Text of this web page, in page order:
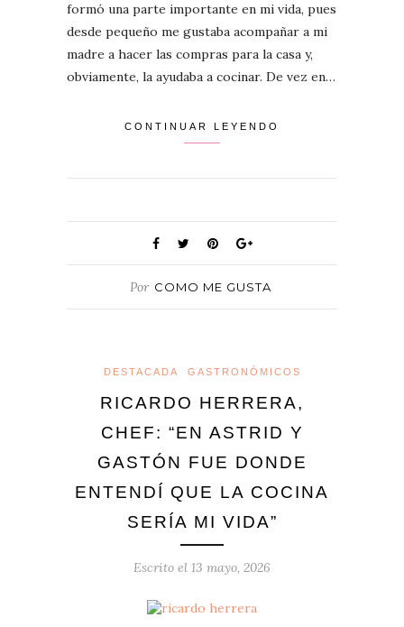
formó una parte importante en mi vida, pues
desde pequeño me gustaba acompañar a mi
madre a hacer las compras para la casa y,
obviamente, la ayudaba a cocinar. De vez en…
CONTINUAR LEYENDO
Por COMO ME GUSTA
DESTACADA GASTRONÓMICOS
RICARDO HERRERA,
CHEF: “EN ASTRID Y
GASTÓN FUE DONDE
ENTENDÍ QUE LA COCINA
SERÍA MI VIDA”
Escrito el 13 mayo, 2026